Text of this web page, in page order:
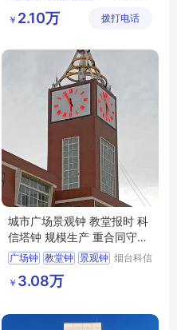
小区花坛钟
限公司
￥ 2.10万 拨打电话
城市广场景观钟 教堂报时 科
信塔钟 规模生产 重合同守信
用
广场钟 教堂钟 景观钟 烟台科信
￥ 3.08万